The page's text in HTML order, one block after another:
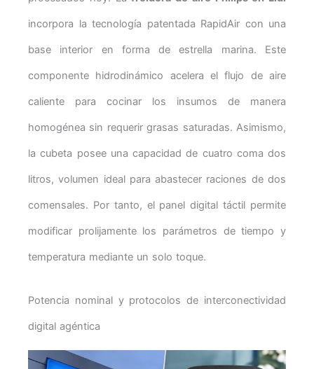
incorpora la tecnología patentada RapidAir con una
base interior en forma de estrella marina. Este
componente hidrodinámico acelera el flujo de aire
caliente para cocinar los insumos de manera
homogénea sin requerir grasas saturadas. Asimismo,
la cubeta posee una capacidad de cuatro coma dos
litros, volumen ideal para abastecer raciones de dos
comensales. Por tanto, el panel digital táctil permite
modificar prolijamente los parámetros de tiempo y
temperatura mediante un solo toque.
Potencia nominal y protocolos de interconectividad
digital agéntica